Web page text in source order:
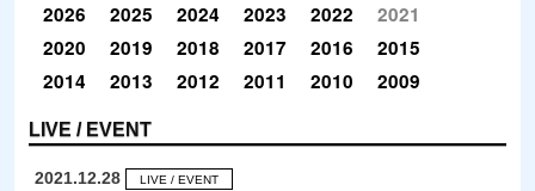
2026 2025 2024 2023 2022
2021
2020
2019 2018 2017 2016
2015
2014
2013 2012 2011 2010 2009
LIVE / EVENT
2021.12.28 LIVE / EVENT